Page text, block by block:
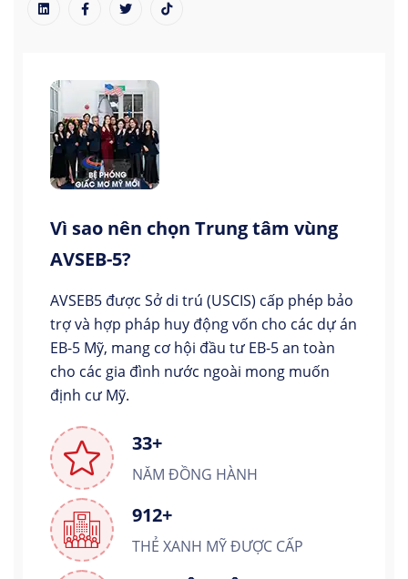
Vì sao nên chọn Trung tâm vùng
AVSEB-5?
AVSEB5 được Sở di trú (USCIS) cấp phép bảo
trợ và hợp pháp huy động vốn cho các dự án
EB-5 Mỹ, mang cơ hội đầu tư EB-5 an toàn
cho các gia đình nước ngoài mong muốn
định cư Mỹ.
33+
NĂM ĐỒNG HÀNH
912+
THẺ XANH MỸ ĐƯỢC CẤP